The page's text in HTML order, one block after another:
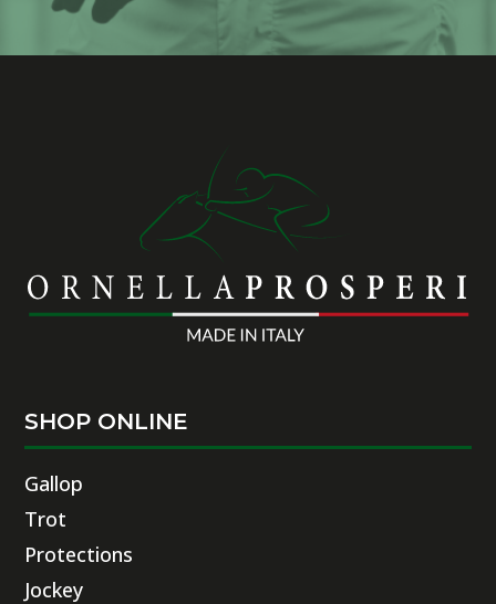
SHOP ONLINE
Gallop
Trot
Protections
Jockey